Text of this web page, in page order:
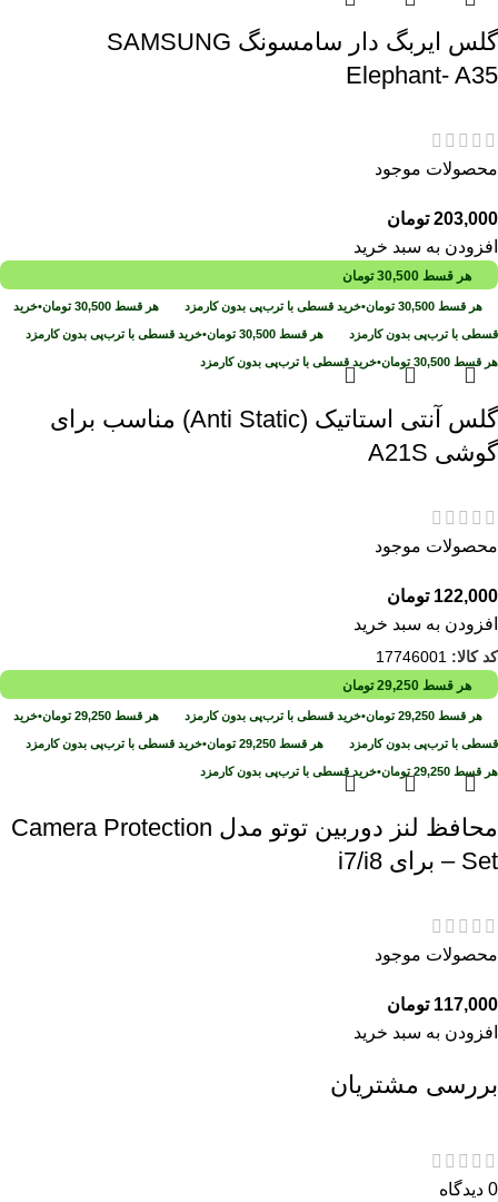
گلس ایربگ دار سامسونگ SAMSUNG
Elephant- A35
محصولات موجود
203,000 تومان
افزودن به سبد خرید
هر قسط 30,500 تومان
هر قسط 30,500 تومان•خرید قسطی با ترب‌پی بدون کارمزد هر قسط 30,500 تومان•خرید
قسطی با ترب‌پی بدون کارمزد هر قسط 30,500 تومان•خرید قسطی با ترب‌پی بدون کارمزد
هر قسط 30,500 تومان•خرید قسطی با ترب‌پی بدون کارمزد
گلس آنتی استاتیک (Anti Static) مناسب برای
گوشی A21S
محصولات موجود
122,000 تومان
افزودن به سبد خرید
کد کالا: 17746001
هر قسط 29,250 تومان
هر قسط 29,250 تومان•خرید قسطی با ترب‌پی بدون کارمزد هر قسط 29,250 تومان•خرید
قسطی با ترب‌پی بدون کارمزد هر قسط 29,250 تومان•خرید قسطی با ترب‌پی بدون کارمزد
هر قسط 29,250 تومان•خرید قسطی با ترب‌پی بدون کارمزد
محافظ لنز دوربین توتو مدل Camera Protection
Set – برای i7/i8
محصولات موجود
117,000 تومان
افزودن به سبد خرید
بررسی مشتریان
0 دیدگاه